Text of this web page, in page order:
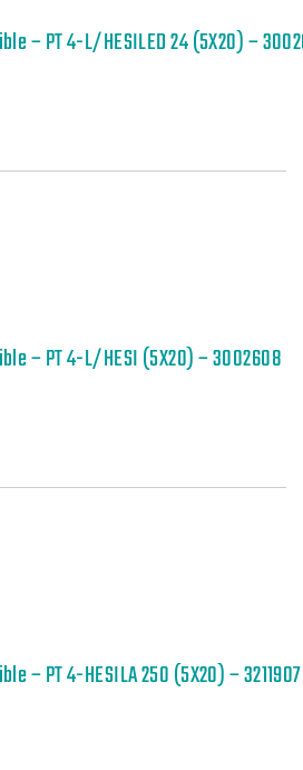
– PT 4-L/HESILED 24 (5X20) –
– PT 4-L/HESI (5X20) – 3002608
– PT 4-HESILA 250 (5X20) – 3211907